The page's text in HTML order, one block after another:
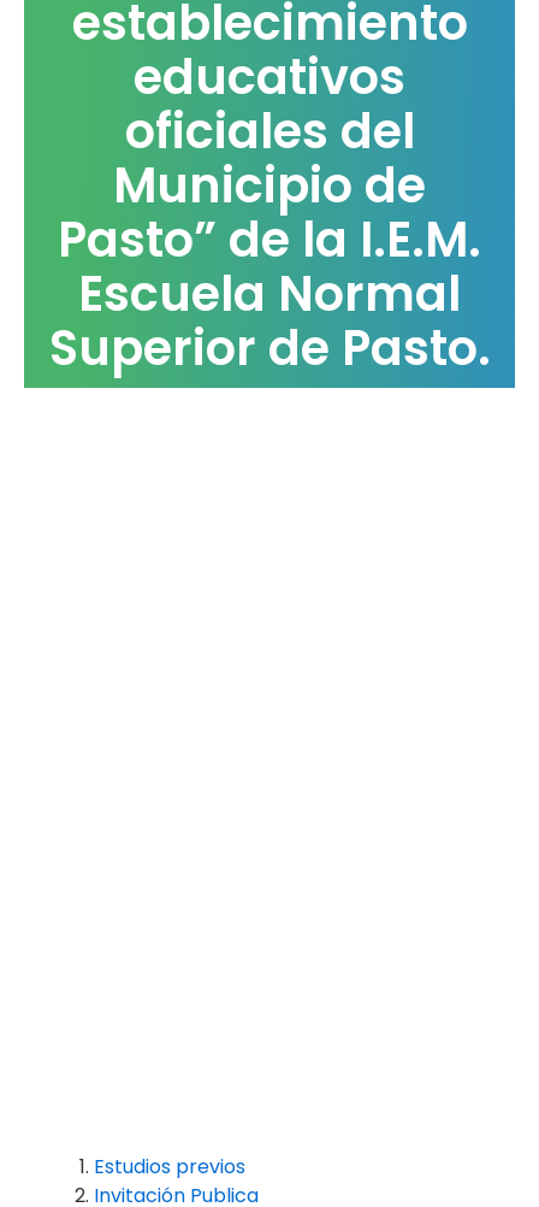
establecimiento
educativos
oficiales del
Municipio de
Pasto” de la I.E.M.
Escuela Normal
Superior de Pasto.
Estudios previos
Invitación Publica